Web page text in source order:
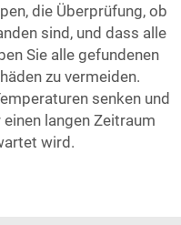
die Überprüfung, ob
sind, und dass alle
Sie alle gefundenen
zu vermeiden.
senken und
langen Zeitraum
wird.